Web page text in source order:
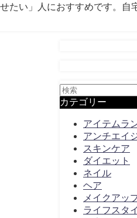
たい」人におすすめです。自
カテゴリー
アイテムラ
アンチエイ
スキンケア
ダイエット
ネイル
ヘア
メイクアッ
ライフスタ